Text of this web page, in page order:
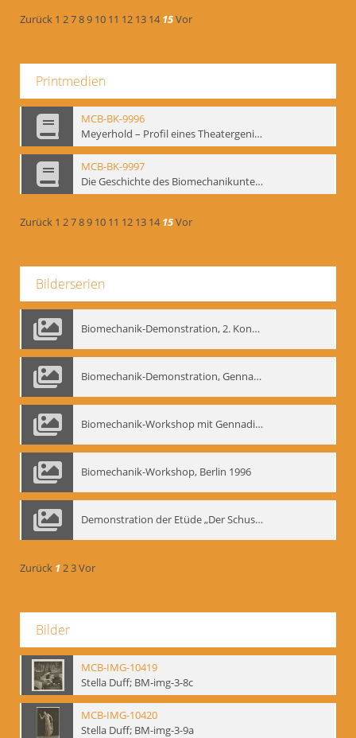
Zurück 1 2789 10 11 12 13 14 15Vor
Printmedien
MCB-BK-9996
Meyerhold – Profil eines Theatergenies. Vortrag. Arbeitsdemonstration - interne Signatur: BM-prt-203
MCB-BK-9997
Die Geschichte des Biomechanikunterrichts im Theater der Satire - interne Signatur: BM-prt-204
Zurück 1 2789 10 11 12 13 14 15Vor
Bilderserien
Biomechanik-Demonstration, 2. Kongress der EMF, Mai 1995
Biomechanik-Demonstration, Gennadij Bogdanow im Berliner Ensemble, 04.10.1991
Biomechanik-Workshop mit Gennadij Nikolajewitsch Bogdanow im Mime Centrum Berlin, 1991
Biomechanik-Workshop, Berlin 1996
Demonstration der Etüde „Der Schuss mit dem Bogen“ durch Gennadij Nikolajewitsch Bogdanow, Berlin 1991
Zurück 123Vor
Bilder
MCB-IMG-10419
Stella Duff; BM-img-3-8c
MCB-IMG-10420
Stella Duff; BM-img-3-9a